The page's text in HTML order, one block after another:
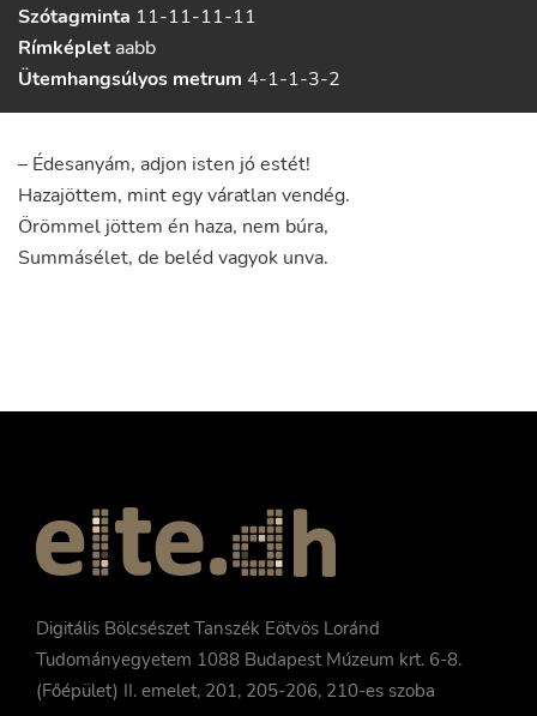
Szótagminta 11-11-11-11
Rímképlet aabb
Ütemhangsúlyos metrum 4-1-1-3-2
– Édesanyám, adjon isten jó estét!
Hazajöttem, mintegyváratlan vendég.
Örömmel jöttem én haza, nem búra,
Summásélet, de beléd vagyok unva.
Digitális Bölcsészet Tanszék Eötvös Loránd
Tudományegyetem 1088 Budapest Múzeum krt. 6-8.
(Főépület) II. emelet, 201, 205-206, 210-es szoba